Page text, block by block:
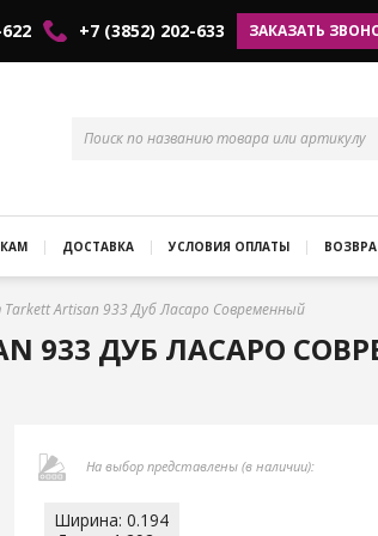
+7 (3852) 202-633 ЗАКАЗАТЬ
ДОСТАВКА УСЛОВИЯ ОПЛАТЫ
Artisan 933 Дуб Ласаро Современный
933 ДУБ ЛАСАРО
На выбор представлены (в наличии):
Ширина: 0.194